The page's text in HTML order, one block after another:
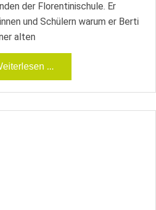
der Florentinischule. Er
und Schülern warum er Berti
alten
...